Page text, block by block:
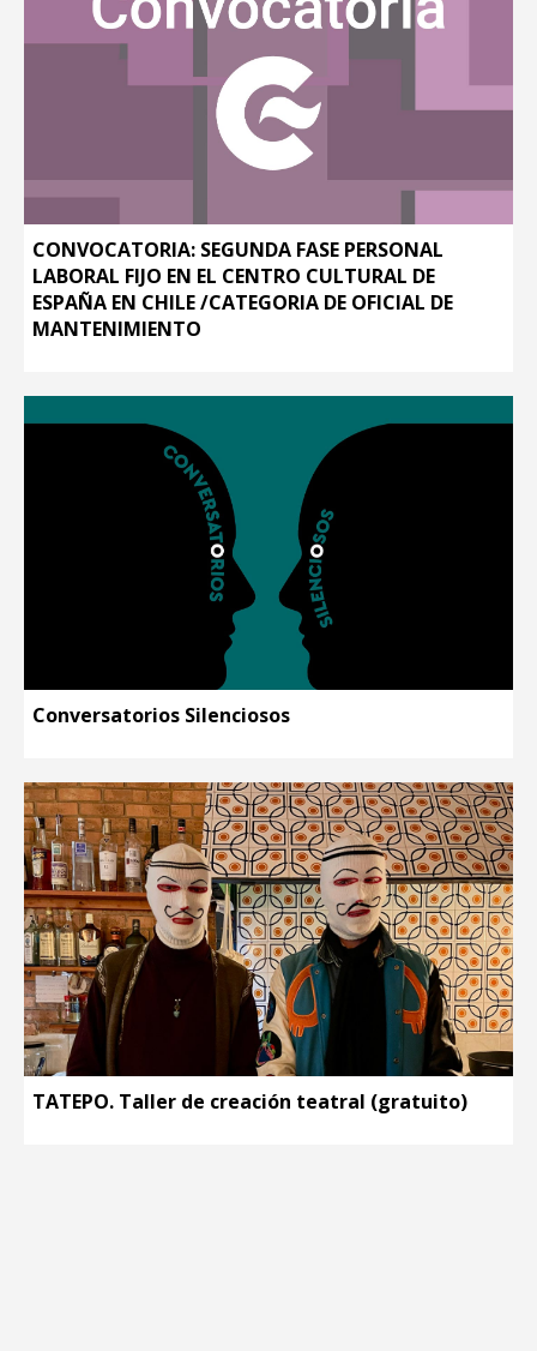
CONVOCATORIA: SEGUNDA FASE PERSONAL
LABORAL FIJO EN EL CENTRO CULTURAL DE
ESPAÑA EN CHILE /CATEGORIA DE OFICIAL DE
MANTENIMIENTO
Conversatorios Silenciosos
TATEPO. Taller de creación teatral (gratuito)